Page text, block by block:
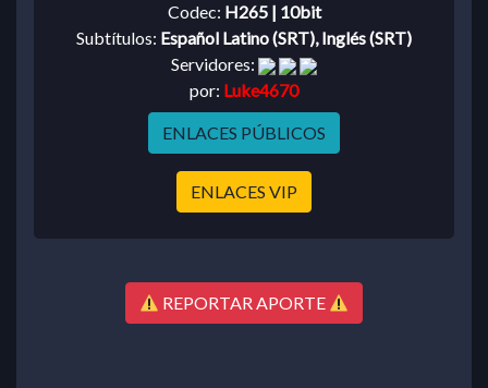
Codec: H265 | 10bit
Subtítulos: Español Latino (SRT), Inglés (SRT)
Servidores:
por: Luke4670
ENLACES PÚBLICOS
ENLACES VIP
REPORTAR APORTE